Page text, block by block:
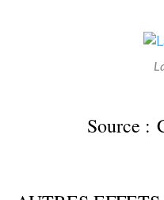
Source :